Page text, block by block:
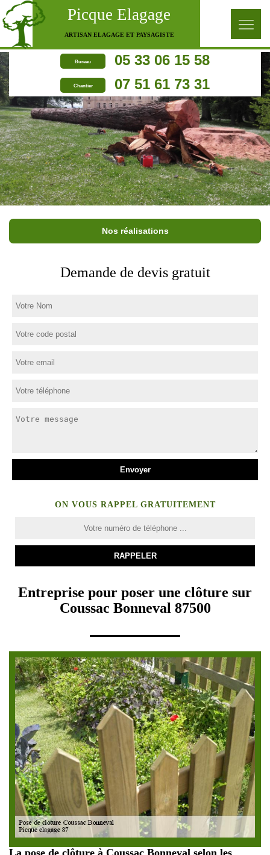
Picque Elagage
ARTISAN ELAGAGE ET PAYSAGISTE
Bureau 05 33 06 15 58
Chantier 07 51 61 73 31
Nos réalisations
Demande de devis gratuit
ON VOUS RAPPEL GRATUITEMENT
Entreprise pour poser une clôture sur
Coussac Bonneval 87500
La pose de clôture à Coussac Bonneval selon les